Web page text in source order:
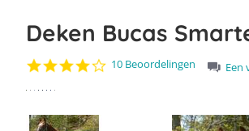
Deken Bucas
4.1
10 Beoordelingen
Een
het